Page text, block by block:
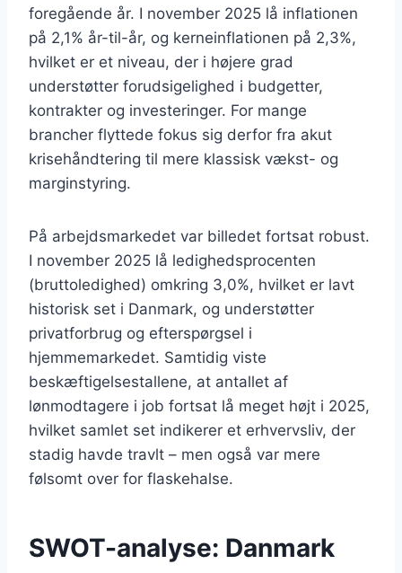
foregående år. I november 2025 lå inflationen
på 2,1% år-til-år, og kerneinflationen på 2,3%,
hvilket er et niveau, der i højere grad
understøtter forudsigelighed i budgetter,
kontrakter og investeringer. For mange
brancher flyttede fokus sig derfor fra akut
krisehåndtering til mere klassisk vækst- og
marginstyring.
På arbejdsmarkedet var billedet fortsat robust.
I november 2025 lå ledighedsprocenten
(bruttoledighed) omkring 3,0%, hvilket er lavt
historisk set i Danmark, og understøtter
privatforbrug og efterspørgsel i
hjemmemarkedet. Samtidig viste
beskæftigelsestallene, at antallet af
lønmodtagere i job fortsat lå meget højt i 2025,
hvilket samlet set indikerer et erhvervsliv, der
stadig havde travlt – men også var mere
følsomt over for flaskehalse.
SWOT-analyse: Danmark